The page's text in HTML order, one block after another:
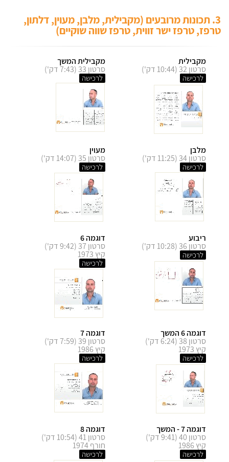
3. תכונות מרובעים (מקבילית, מלבן, מעוין, דלתון,
טרפז, טרפז ישר זווית, טרפז שווה שוקיים)
מקבילית
סרטון 32 (10:44 דק')
לרכישה
מקבילית המשך
סרטון 33 (7:43 דק')
לרכישה
מלבן
סרטון 34 (11:25 דק')
לרכישה
מעוין
סרטון 35 (14:07 דק')
לרכישה
ריבוע
סרטון 36 (10:28 דק')
לרכישה
דוגמה 6
סרטון 37 (9:42 דק')
קיץ 1973
לרכישה
דוגמה 6 המשך
סרטון 38 (6:24 דק')
קיץ 1973
לרכישה
דוגמה 7
סרטון 39 (7:59 דק')
קיץ 1986
לרכישה
דוגמה 7 - המשך
סרטון 40 (9:41 דק')
קיץ 1986
לרכישה
דוגמה 8
סרטון 41 (10:54 דק')
חורף 1974
לרכישה